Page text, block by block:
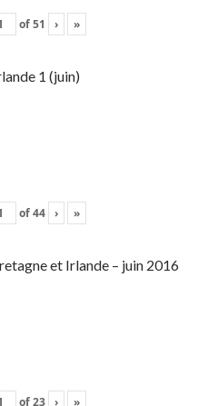
of51 › »
1 (juin)
of44 › »
et Irlande – juin 2016
of23 › »